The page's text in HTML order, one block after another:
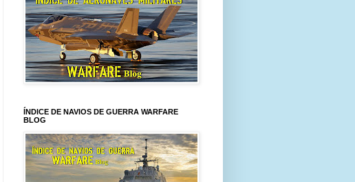
ÍNDICE DE NAVIOS DE GUERRA WARFARE
BLOG